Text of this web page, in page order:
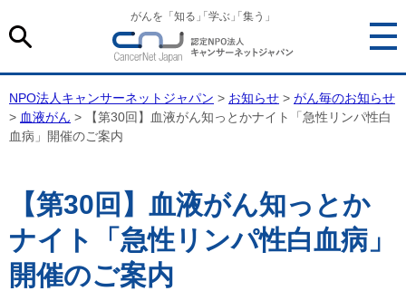
がんを「知る 「学ぶ 「集う」
NPO法人キャンサーネットジャパン > お知らせ > がん毎のお知らせ
> 血液がん > 【第30回】血液がん知っとかナイト「急性リンパ性白
血病」開催のご案内
【第30回】血液がん知っとか
ナイト「急性リンパ性白血病」
開催のご案内